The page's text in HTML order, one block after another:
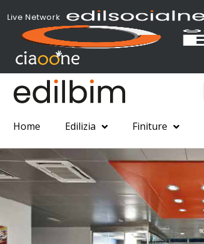
Live Network
Home Edilizia Finiture